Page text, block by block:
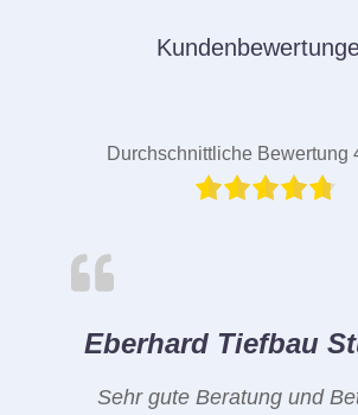
Durchschnittliche Bewertung
Eberhard Tiefbau
Sehr gute Beratung und